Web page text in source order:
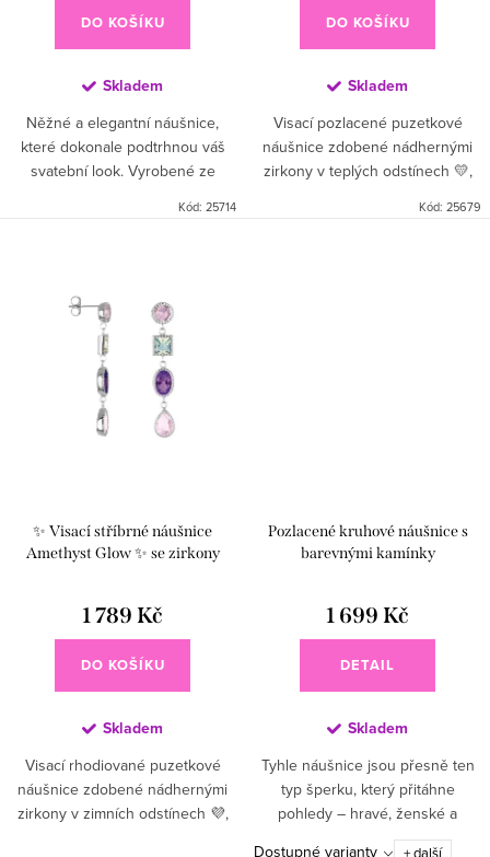
DO KOŠÍKU
Skladem
Něžné a elegantní náušnice,
které dokonale podtrhnou váš
svatební look. Vyrobené ze
Kód: 25714
DO KOŠÍKU
Skladem
Visací pozlacené puzetkové
náušnice zdobené nádhernými
zirkony v teplých odstínech 💛,
Kód: 25679
✨ Visací stříbrné náušnice
Amethyst Glow ✨ se zirkony
1 789 Kč
DO KOŠÍKU
Skladem
Visací rhodiované puzetkové
náušnice zdobené nádhernými
zirkony v zimních odstínech 💜,
Pozlacené kruhové náušnice s
barevnými kamínky
1 699 Kč
DETAIL
Skladem
Tyhle náušnice jsou přesně ten
typ šperku, který přitáhne
pohledy – hravé, ženské a
zářivé. Rozzař svůj den s těmito
Dostupné varianty + další